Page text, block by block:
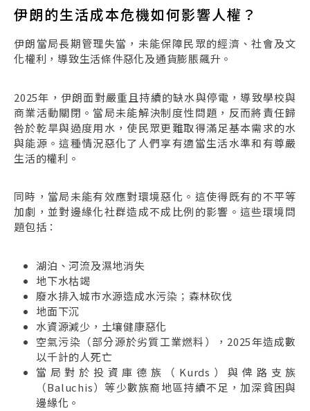
伊朗的生活成本危機如何影響人權？
伊朗當局長期管理失當，未能保障民眾的經濟、社會及文
化權利，導致生活條件惡化及通貨膨脹飆升。
2025年，伊朗面對嚴重且持續的缺水與停電，導致學校與
商業活動關閉。當局未能解決制度性問題，反而將責任歸
咎於乾旱與過度用水，使民眾更難取得滿足基本需求的水
與能源。這種情況惡化了人們享有適當生活水準和有尊嚴
生活的權利。
同時，當局未能有效應對環境惡化。這使得既有的不平等
加劇，並對邊緣化社群造成不成比例的影響。這些環境問
題包括：
湖泊、河流及濕地消失
地下水枯竭
廢水排入城市水源造成水污染；森林砍伐
地面下沉
水資源減少，土壤健康惡化
空氣污染（部分源於劣質工業燃料），2025年造成數
以千計的人死亡
當局對於投資庫德族（Kurds）與俾路支族
（Baluchis）等少數族裔地區持續不足，加深貧困與
邊緣化。